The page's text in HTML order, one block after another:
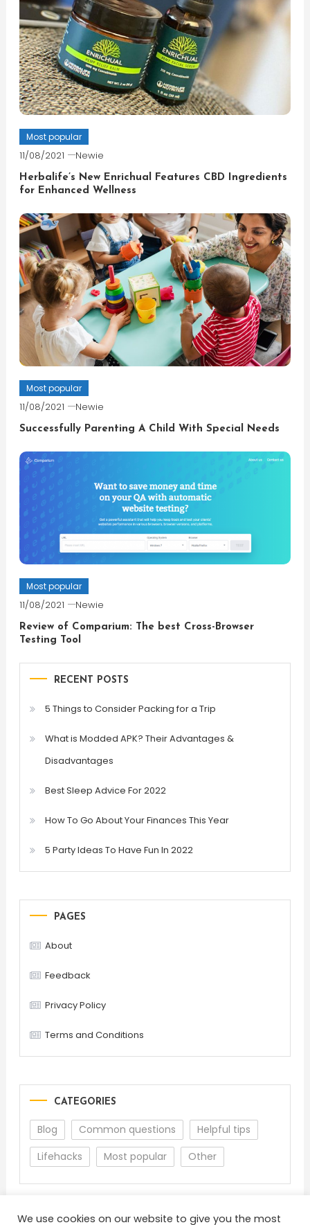
Most popular
11/08/2021 Newie
Herbalife’s New Enrichual Features CBD Ingredients
for Enhanced Wellness
Most popular
11/08/2021 Newie
Successfully Parenting A Child With Special Needs
Most popular
11/08/2021 Newie
Review of Comparium: The best Cross-Browser
Testing Tool
RECENT POSTS
5 Things to Consider Packing for a Trip
What is Modded APK? Their Advantages &
Disadvantages
Best Sleep Advice For 2022
How To Go About Your Finances This Year
5 Party Ideas To Have Fun In 2022
PAGES
About
Feedback
Privacy Policy
Terms and Conditions
CATEGORIES
Blog Common questions
Helpful tips
Lifehacks
Most popular Other
We use cookies on our website to give you the most